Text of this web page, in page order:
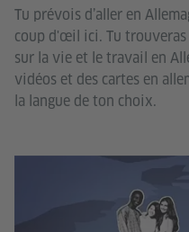
Tu prévois d’aller en
coup d'œil ici. Tu
sur la vie et le travail en
vidéos et des cartes en
la langue de ton choix.